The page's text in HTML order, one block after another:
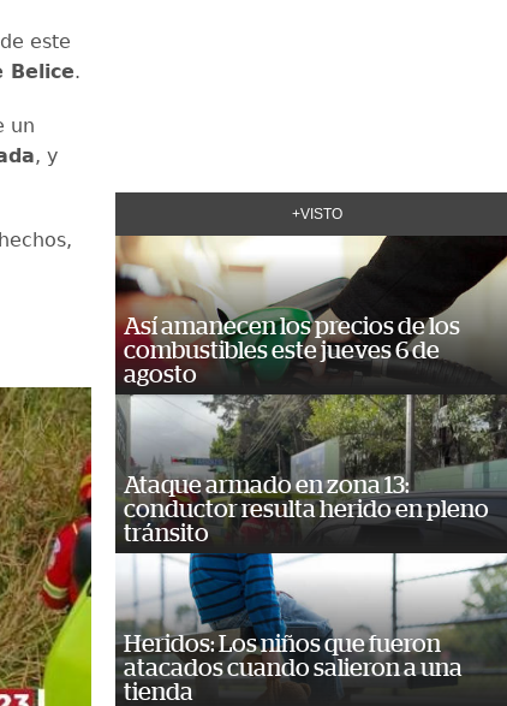
este
Belice.
un
, y
+VISTO
Así amanecen los precios de los
combustibles este jueves 6 de
agosto
Ataque armado en zona 13:
conductor resulta herido en pleno
tránsito
Heridos: Los niños que fueron
atacados cuando salieron a una
tienda